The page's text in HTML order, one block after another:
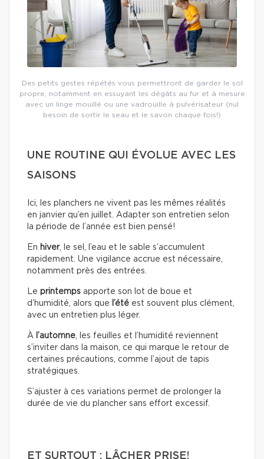
Des petits gestes répétés vous permettront de garder le sol
propre, notamment en essuyant les dégâts au fur et à mesure
avec un linge mouillé ou une vadrouille à pulvérisateur (nul
besoin de sortir le seau et le savon chaque fois!)
UNE ROUTINE QUI ÉVOLUE AVEC LES
SAISONS
Ici, les planchers ne vivent pas les mêmes réalités
en janvier qu’en juillet. Adapter son entretien selon
la période de l’année est bien pensé!
En hiver, le sel, l’eau et le sable s’accumulent
rapidement. Une vigilance accrue est nécessaire,
notamment près des entrées.
Le printemps apporte son lot de boue et
d’humidité, alors que l’été est souvent plus clément,
avec un entretien plus léger.
À l’automne , les feuilles et l’humidité reviennent
s’inviter dans la maison, ce qui marque le retour de
certaines précautions, comme l’ajout de tapis
stratégiques.
S’ajuster à ces variations permet de prolonger la
durée de vie du plancher sans effort excessif.
ET SURTOUT : LÂCHER PRISE!